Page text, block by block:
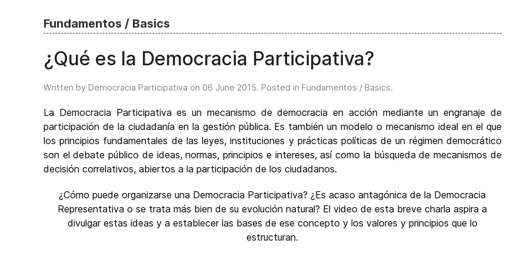
Fundamentos / Basics
¿Qué es la Democracia Participativa?
Written by Democracia Participativa on 06 June 2015. Posted in Fundamentos / Basics.
La Democracia Participativa es un mecanismo de democracia en acción mediante un engranaje de
participación de la ciudadanía en la gestión pública. Es también un modelo o mecanismo ideal en el que
los principios fundamentales de las leyes, instituciones y prácticas políticas de un régimen democrático
son el debate público de ideas, normas, principios e intereses, así como la búsqueda de mecanismos de
decisión correlativos, abiertos a la participación de los ciudadanos.
¿Cómo puede organizarse una Democracia Participativa? ¿Es acaso antagónica de la Democracia
Representativa o se trata más bien de su evolución natural? El video de esta breve charla aspira a
divulgar estas ideas y a establecer las bases de ese concepto y los valores y principios que lo
estructuran.